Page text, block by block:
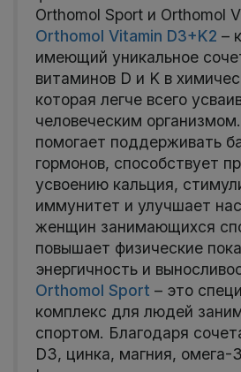
Orthomol Sport и Orthomol
Orthomol Vitamin D3+K2 –
имеющий уникальное
витаминов D и K в
которая легче всего
человеческим
помогает поддерживать
гормонов, способствует
усвоению кальция,
иммунитет и улучшает
женщин занимающихся
повышает физические
энергичность и
Orthomol Sport – это
комплекс для людей
спортом. Благодаря
D3, цинка, магния, омега-